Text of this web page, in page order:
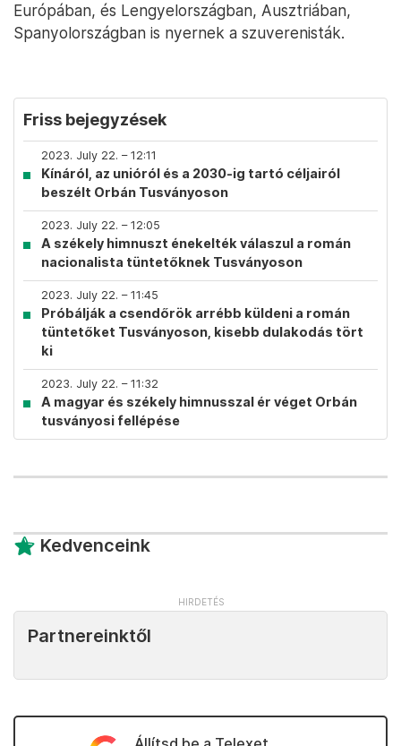
Európában, és Lengyelországban, Ausztriában,
Spanyolországban is nyernek a szuverenisták.
Friss bejegyzések
2023. July 22. – 12:11
Kínáról, az unióról és a 2030-ig tartó céljairól
beszélt Orbán Tusványoson
2023. July 22. – 12:05
A székely himnuszt énekelték válaszul a román
nacionalista tüntetőknek Tusványoson
2023. July 22. – 11:45
Próbálják a csendőrök arrébb küldeni a román
tüntetőket Tusványoson, kisebb dulakodás tört
ki
2023. July 22. – 11:32
A magyar és székely himnusszal ér véget Orbán
tusványosi fellépése
Kedvenceink
Partnereinktől